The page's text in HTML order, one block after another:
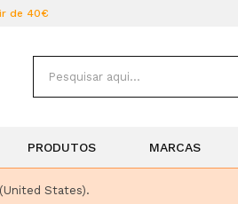
de 40€
PRODUTOS MARCAS
States).